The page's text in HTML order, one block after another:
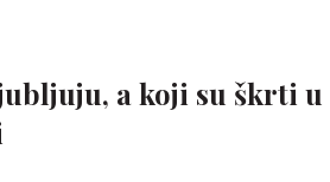
a koji su škrti u